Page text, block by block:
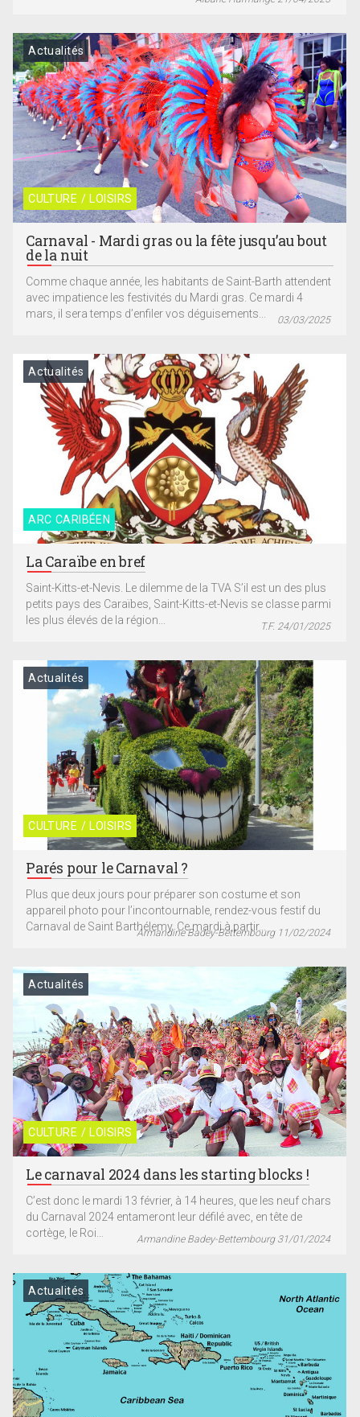
CULTURE / LOISIRS
Actualités
Carnaval - Mardi gras ou la fête jusqu’au bout
de la nuit
Comme chaque année, les habitants de Saint-Barth attendent
avec impatience les festivités du Mardi gras. Ce mardi 4
mars, il sera temps d’enfiler vos déguisements...
03/03/2025
ARC CARIBÉEN
Actualités
La Caraïbe en bref
Saint-Kitts-et-Nevis. Le dilemme de la TVA S’il est un des plus
petits pays des Caraïbes, Saint-Kitts-et-Nevis se classe parmi
les plus élevés de la région...
T.F. 24/01/2025
CULTURE / LOISIRS
Actualités
Parés pour le Carnaval ?
Plus que deux jours pour préparer son costume et son
appareil photo pour l’incontournable, rendez-vous festif du
Carnaval de Saint Barthélemy. Ce mardi à partir...
Armandine Badey-Bettembourg 11/02/2024
CULTURE / LOISIRS
Actualités
Le carnaval 2024 dans les starting blocks !
C’est donc le mardi 13 février, à 14 heures, que les neuf chars
du Carnaval 2024 entameront leur défilé avec, en tête de
cortège, le Roi...
Armandine Badey-Bettembourg 31/01/2024
Actualités